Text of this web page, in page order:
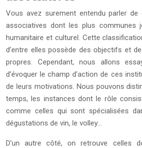
Vous avez surement entendu parler
associatives dont les plus communes
humanitaire et culturel. Cette
d’entre elles possède des objectifs et
propres. Cependant, nous allons
d’évoquer le champ d’action de ces
de leurs motivations. Nous pouvons
temps, les instances dont le rôle
comme celles qui sont spécialisées
dégustations de vin, le volley…
D’un autre côté, on retrouve celles